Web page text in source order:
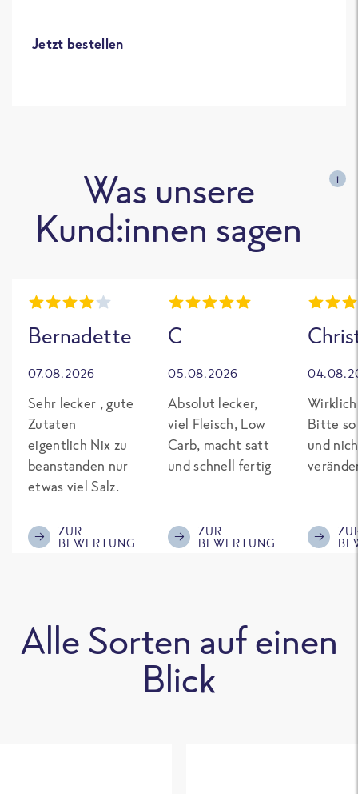
Jetzt bestellen
Was unsere
Kund:innen sagen
i
Bernadette
07.08.2026
Sehr lecker , gute
Zutaten
eigentlich Nix zu
beanstanden nur
etwas viel Salz.
ZUR
BEWERTUNG
C
05.08.2026
Absolut lecker,
viel Fleisch, Low
Carb, macht satt
und schnell fertig
ZUR
BEWERTUNG
Bitte so
und
Alle Sorten auf einen
Blick